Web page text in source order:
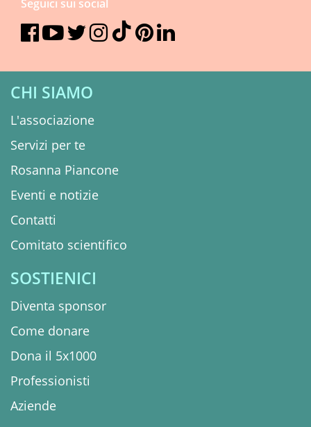
CHI SIAMO
L'associazione
Servizi per te
Rosanna Piancone
Eventi e notizie
Contatti
Comitato scientifico
SOSTIENICI
Diventa sponsor
Come donare
Dona il 5x1000
Professionisti
Aziende
Seguici sui social